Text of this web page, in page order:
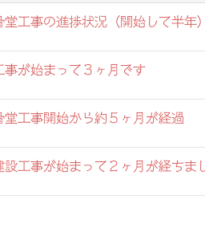
堂工事の進捗状況（開始して半年）
事が始まって３ヶ月です
堂工事開始から約５ヶ月が経過
設工事が始まって２ヶ月が経ちま